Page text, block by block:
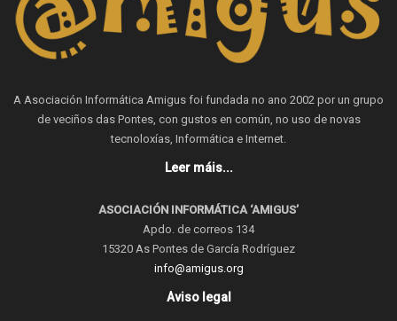
A Asociación Informática Amigus foi fundada no ano 2002 por un grupo
de veciños das Pontes, con gustos en común, no uso de novas
tecnoloxías, Informática e Internet.
Leer máis...
ASOCIACIÓN INFORMÁTICA ‘AMIGUS’
Apdo. de correos 134
15320 As Pontes de García Rodríguez
info@amigus.org
Aviso legal